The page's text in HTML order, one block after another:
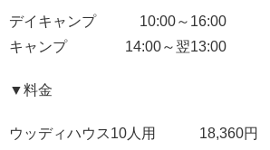
デイキャンプ 10:00～16:00
キャンプ 14:00～翌13:00
▼料金
ウッディハウス10人用 18,360円